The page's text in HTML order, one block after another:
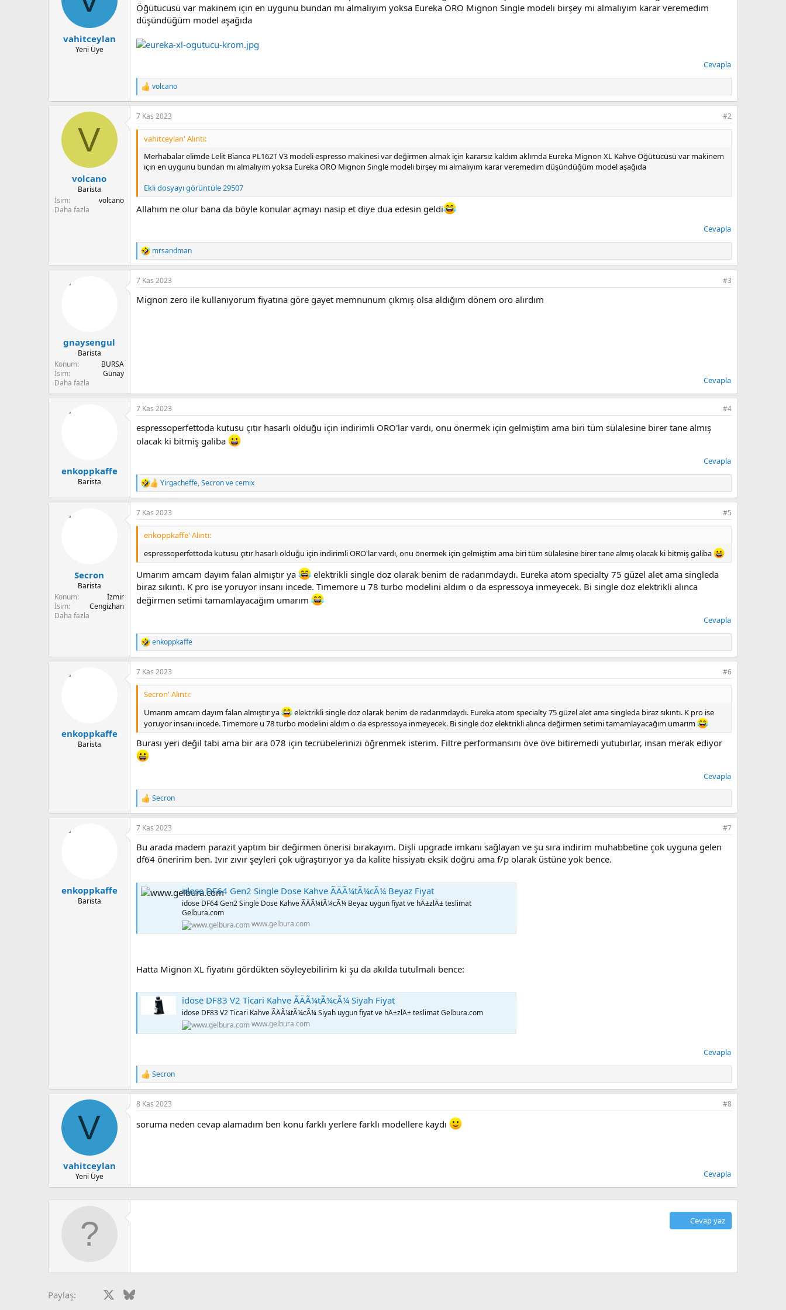
g
ç
i
vahitceylan
Yeni Üye
Öğütücüsü var makinem için en uygunu bundan mı almalıyım yoksa Eureka ORO Mignon Single modeli birşey mi almalıyım karar veremedim
düşündüğüm model aşağıda
Cevapla
T
e
p
k
i
volcano
V
volcano
Barista
İsim
volcano
Daha fazla
7 Kas 2023 #2
vahitceylan' Alıntı:
Merhabalar elimde Lelit Bianca PL162T V3 modeli espresso makinesi var değirmen almak için kararsız kaldım aklımda Eureka Mignon XL Kahve Öğütücüsü var makinem
için en uygunu bundan mı almalıyım yoksa Eureka ORO Mignon Single modeli birşey mi almalıyım karar veremedim düşündüğüm model aşağıda
Ekli dosyayı görüntüle 29507
Allahım ne olur bana da böyle konular açmayı nasip et diye dua edesin geldi
Cevapla
T
e
p
k
l
mrsandman
gnaysengul
Barista
Konum
BURSA
İsim
Günay
Daha fazla
7 Kas 2023 #3
Mignon zero ile kullanıyorum fiyatına göre gayet memnunum çıkmış olsa aldığım dönem oro alırdım
Cevapla
enkoppkaffe
Barista
7 Kas 2023 #4
espressoperfettoda kutusu çıtır hasarlı olduğu için indirimli ORO'lar vardı, onu önermek için gelmiştim ama biri tüm sülalesine birer tane almış
olacak ki bitmiş galiba
Cevapla
T
e
p
k
i
:
Yirgacheffe,Secronvecemix
Secron
Barista
Konum
İzmir
İsim
Cengizhan
Daha fazla
7 Kas 2023 #5
enkoppkaffe' Alıntı:
espressoperfettoda kutusu çıtır hasarlı olduğu için indirimli ORO'lar vardı, onu önermek için gelmiştim ama biri tüm sülalesine birer tane almış olacak ki bitmiş galiba
Umarım amcam dayım falan almıştır ya
elektrikli single doz olarak benim de radarımdaydı. Eureka atom specialty 75 güzel alet ama singleda
biraz sıkıntı. K pro ise yoruyor insanı incede. Timemore u 78 turbo modelini aldım o da espressoya inmeyecek. Bi single doz elektrikli alınca
değirmen setimi tamamlayacağım umarım
Cevapla
T
e
p
k
i
enkoppkaffe
enkoppkaffe
Barista
7 Kas 2023 #6
Secron' Alıntı:
Umarım amcam dayım falan almıştır ya
elektrikli single doz olarak benim de radarımdaydı. Eureka atom specialty 75 güzel alet ama singleda biraz sıkıntı. K pro ise
yoruyor insanı incede. Timemore u 78 turbo modelini aldım o da espressoya inmeyecek. Bi single doz elektrikli alınca değirmen setimi tamamlayacağım umarım
Burası yeri değil tabi ama bir ara 078 için tecrübelerinizi öğrenmek isterim. Filtre performansını öve öve bitiremedi yutubırlar, insan merak ediyor
Cevapla
T
e
p
k
l
e
Secron
enkoppkaffe
Barista
7 Kas 2023 #7
Bu arada madem parazit yaptım bir değirmen önerisi bırakayım. Dişli upgrade imkanı sağlayan ve şu sıra indirim muhabbetine çok uyguna gelen
df64 öneririm ben. Ivır zıvır şeyleri çok uğraştırıyor ya da kalite hissiyatı eksik doğru ama f/p olarak üstüne yok bence.
idose DF64 Gen2 Single Dose Kahve ÃÄÃ¼tÃ¼cÃ¼ Beyaz Fiyat
idose DF64 Gen2 Single Dose Kahve ÃÄÃ¼tÃ¼cÃ¼ Beyaz uygun fiyat ve hÄ±zlÄ± teslimat
Gelbura.com
www.gelbura.com
Hatta Mignon XL fiyatını gördükten söyleyebilirim ki şu da akılda tutulmalı bence:
idose DF83 V2 Ticari Kahve ÃÄÃ¼tÃ¼cÃ¼ Siyah Fiyat
idose DF83 V2 Ticari Kahve ÃÄÃ¼tÃ¼cÃ¼ Siyah uygun fiyat ve hÄ±zlÄ± teslimat Gelbura.com
www.gelbura.com
Cevapla
T
e
p
k
l
Secron
V
vahitceylan
Yeni Üye
8 Kas 2023 #8
soruma neden cevap alamadım ben konu farklı yerlere farklı modellere kaydı
Cevapla
Cevap yaz
Paylaş: Facebook Bluesky